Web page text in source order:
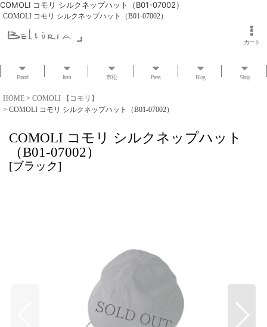
COMOLI コモリ シルクネップハット（B01-07002）
COMOLI コモリ シルクネップハット（B01-07002）
カート
Brand Item 市松 Press Blog Shop
HOME > COMOLI 【コモリ】
> COMOLI コモリ シルクネップハット（B01-07002）
COMOLI コモリ シルクネップハット
（B01-07002）
[ブラック]